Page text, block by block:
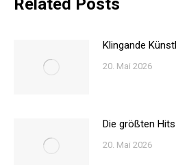
Related Posts
Klingande
20. Mai 2026
Die größten
20. Mai 2026